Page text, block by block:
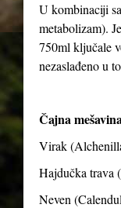
U kombinaciji
metabolizam).
750ml ključale
nezaslađeno u
Čajna
Virak (
Hajdučka trava (
Neven (